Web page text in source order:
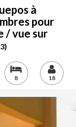
à
pour
/ vue sur
8 18